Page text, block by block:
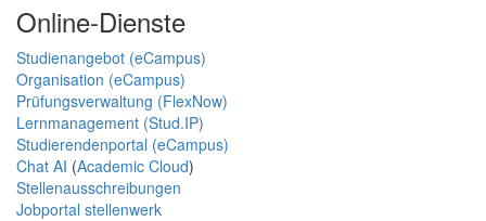
Online-Dienste
Studienangebot (eCampus)
Organisation (eCampus)
Prüfungsverwaltung (FlexNow)
Lernmanagement (Stud.IP)
Studierendenportal (eCampus)
Chat AI (Academic Cloud)
Stellenausschreibungen
Jobportal stellenwerk